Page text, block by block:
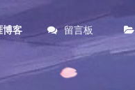
博客 留言板